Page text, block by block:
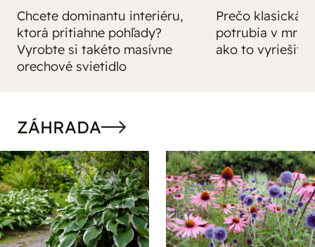
Chcete dominantu interiéru,
ktorá pritiahne pohľady?
Vyrobte si takéto masívne
orechové svietidlo
Prečo klasická
potrubia v
ako to vyriešiť
ZÁHRADA